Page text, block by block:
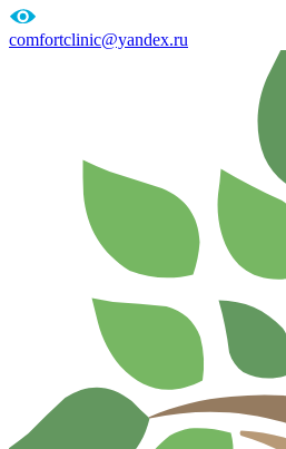
comfortclinic@yandex.ru